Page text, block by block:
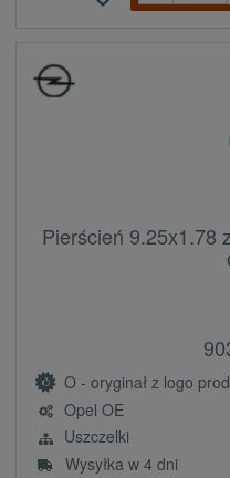
Pierścień 9.25x1.78
O - oryginał z logo
Opel OE
Uszczelki
Wysyłka w 4 dni